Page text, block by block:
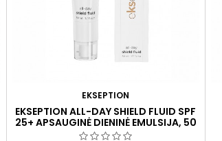
EKSEPTION
EKSEPTION ALL-DAY SHIELD FLUID SPF
25+ APSAUGINĖ DIENINĖ EMULSIJA, 50
ML